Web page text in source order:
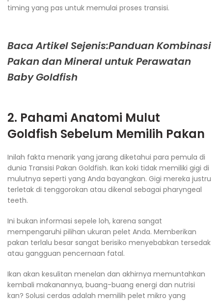
timing yang pas untuk memulai proses transisi.
Baca Artikel Sejenis:Panduan Kombinasi
Pakan dan Mineral untuk Perawatan
Baby Goldfish
2. Pahami Anatomi Mulut
Goldfish Sebelum Memilih Pakan
Inilah fakta menarik yang jarang diketahui para pemula di
dunia Transisi Pakan Goldfish. Ikan koki tidak memiliki gigi di
mulutnya seperti yang Anda bayangkan. Gigi mereka justru
terletak di tenggorokan atau dikenal sebagai pharyngeal
teeth.
Ini bukan informasi sepele loh, karena sangat
mempengaruhi pilihan ukuran pelet Anda. Memberikan
pakan terlalu besar sangat berisiko menyebabkan tersedak
atau gangguan pencernaan fatal.
Ikan akan kesulitan menelan dan akhirnya memuntahkan
kembali makanannya, buang-buang energi dan nutrisi
kan? Solusi cerdas adalah memilih pelet mikro yang